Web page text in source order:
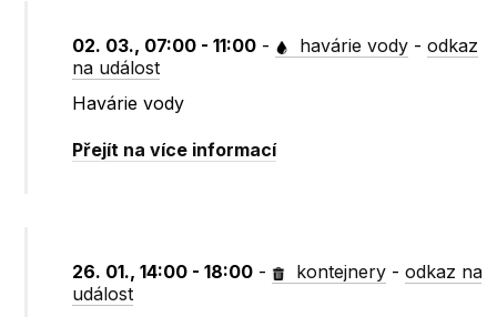
02. 03., 07:00 - 11:00 - havárie vody -odkaz
na událost
Havárie vody
Přejít na více informací
26. 01., 14:00 - 18:00 - kontejnery -odkaz na
událost